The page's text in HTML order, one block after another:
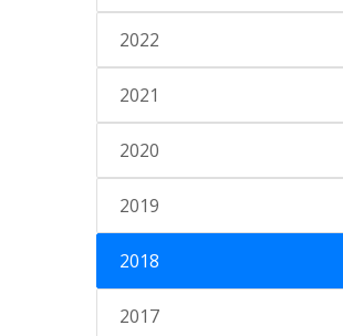
2022
2021
2020
2019
2018
2017